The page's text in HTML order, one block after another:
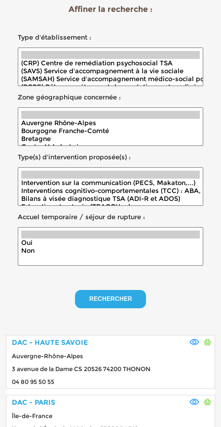
Affiner la recherche :
Type d'établissement :
Zone géographique concernée :
Type(s) d'intervention proposée(s) :
Accuel temporaire / séjour de rupture :
RECHERCHER
DAC - HAUTE SAVOIE
Auvergne-Rhône-Alpes
3 avenue de la Dame CS 20526 74200 THONON
04 80 95 50 55
DAC - PARIS
Île-de-France